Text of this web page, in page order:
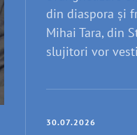
din diaspora și
Mihai Tara, din
slujitori vor
30.07.2026